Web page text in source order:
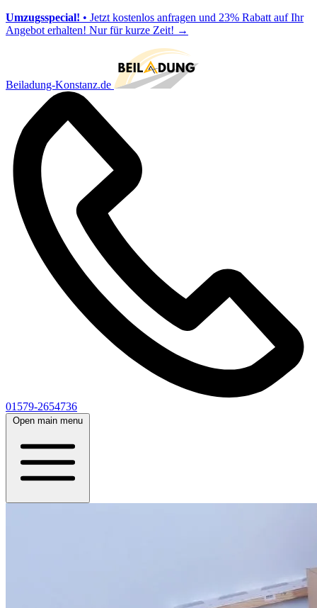
Umzugsspecial! • Jetzt kostenlos anfragen und 23% Rabatt auf Ihr
Angebot erhalten! Nur für kurze Zeit! →
Beiladung-Konstanz.de
01579-2654736
Open main menu